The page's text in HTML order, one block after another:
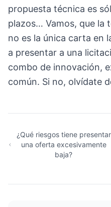
propuesta técnica es
plazos… Vamos, que la
no es la única carta en
a presentar a una
combo de innovación,
común. Si no, olvídate
¿Qué riesgos tiene presentar
una oferta excesivamente
baja?